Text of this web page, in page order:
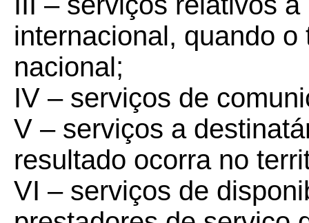
internacional, quando
nacional;
IV – serviços de
V – serviços a
resultado ocorra no
VI – serviços de